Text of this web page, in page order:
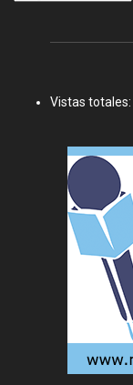
Vistas totales: